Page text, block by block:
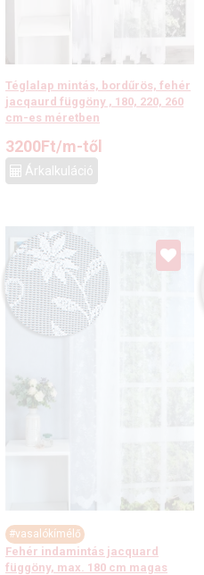
Téglalap mintás, bordűrös, fehér
jacqaurd függöny , 180, 220, 260
cm-es méretben
3200Ft/m-től
Árkalkuláció
#vasalókímélő
Fehér indamintás jacquard
függöny, max. 180 cm magas